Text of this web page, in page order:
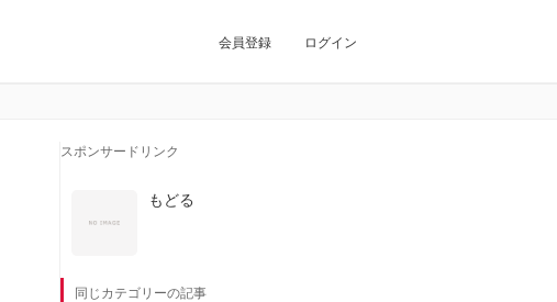
会員登録 ログイン
スポンサードリンク
もどる
同じカテゴリーの記事